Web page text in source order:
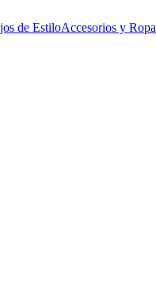
de EstiloAccesorios y Ropa